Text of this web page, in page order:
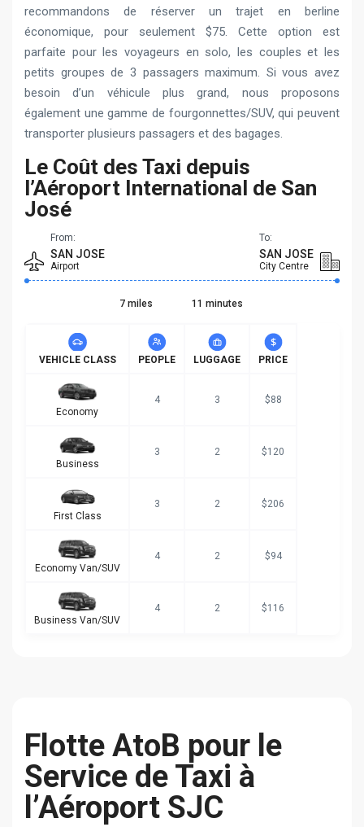
recommandons de réserver un trajet en berline
économique, pour seulement $75. Cette option est
parfaite pour les voyageurs en solo, les couples et les
petits groupes de 3 passagers maximum. Si vous avez
besoin d’un véhicule plus grand, nous proposons
également une gamme de fourgonnettes/SUV, qui peuvent
transporter plusieurs passagers et des bagages.
Le Coût des Taxi depuis
l’Aéroport International de San
José
From:
SAN JOSE
Airport
To:
SAN JOSE
City Centre
7 miles 11 minutes
VEHICLE CLASS PEOPLE LUGGAGE PRICE
Economy
4 3 $88
Business
3 2 $120
First Class
3 2 $206
Economy Van/SUV
4 2 $94
Business Van/SUV
4 2 $116
Flotte AtoB pour le
Service de Taxi à
l’Aéroport SJC